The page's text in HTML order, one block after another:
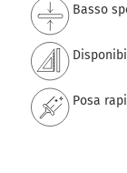
Basso
Posa